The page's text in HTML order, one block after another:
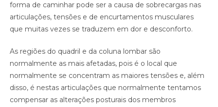
forma de caminhar pode ser a causa de sobrecargas nas
articulações, tensões e de encurtamentos musculares
que muitas vezes se traduzem em dor e desconforto.
As regiões do quadril e da coluna lombar são
normalmente as mais afetadas, pois é o local que
normalmente se concentram as maiores tensões e, além
disso, é nestas articulações que normalmente tentamos
compensar as alterações posturais dos membros